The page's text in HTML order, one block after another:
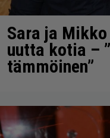
Sara ja
uutta kotia –
tämmöinen”